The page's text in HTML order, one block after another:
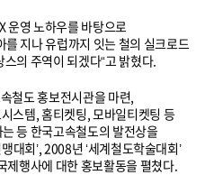
운영 노하우를 바탕으로
지나 유럽까지 잇는 철의 실크로드
의 주역이 되겠다“고 밝혔다.
철도 홍보전시관을 마련,
스템, 홈티켓팅, 모바일티켓팅 등
등 한국고속철도의 발전상을
대회’, 2008년 ‘세계철도학술대회’
제행사에 대한 홍보활동을 펼쳤다.